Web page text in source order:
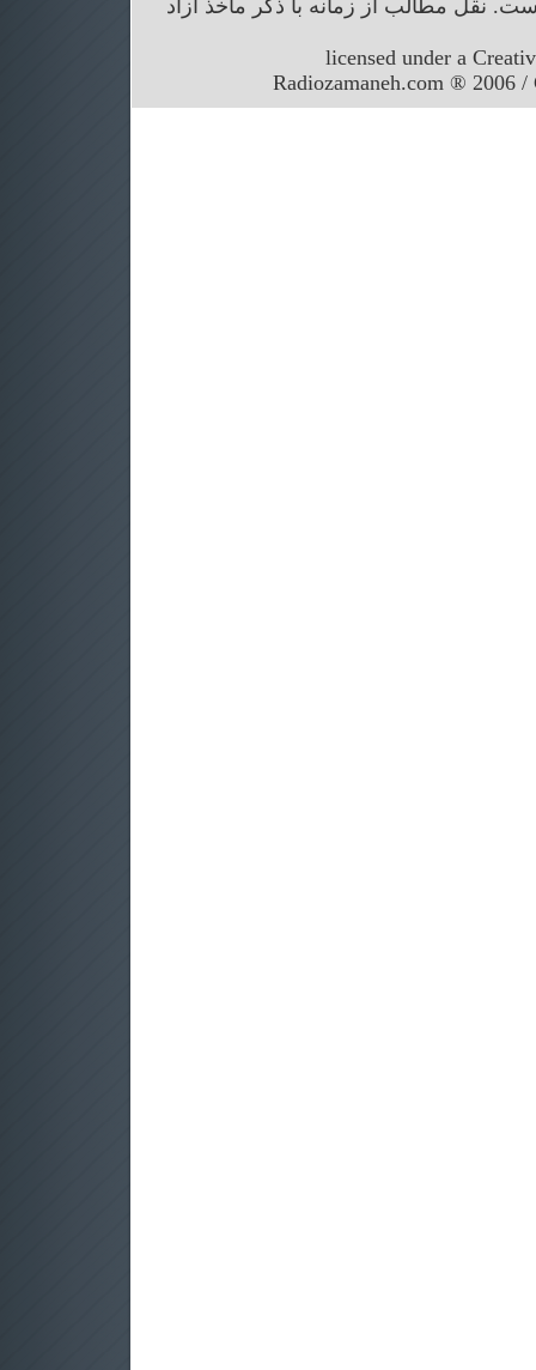
نقل مطالب از زمانه با ذکر ماخذ آزاد
licensed under a